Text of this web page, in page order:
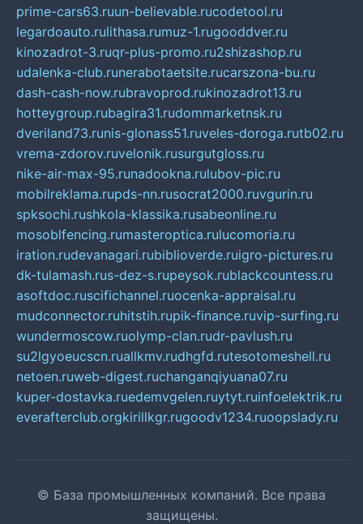
prime-cars63.ruun-believable.rucodetool.ru
legardoauto.rulithasa.rumuz-1.rugooddver.ru
kinozadrot-3.ruqr-plus-promo.ru2shizashop.ru
udalenka-club.runerabotaetsite.rucarszona-bu.ru
dash-cash-now.rubravoprod.rukinozadrot13.ru
hotteygroup.rubagira31.rudommarketnsk.ru
dveriland73.runis-glonass51.ruveles-doroga.rutb02.ru
vrema-zdorov.ruvelonik.rusurgutgloss.ru
nike-air-max-95.runadookna.rulubov-pic.ru
mobilreklama.rupds-nn.rusocrat2000.ruvgurin.ru
spksochi.rushkola-klassika.rusabeonline.ru
mosoblfencing.rumasteroptica.rulucomoria.ru
iration.rudevanagari.rubiblioverde.ruigro-pictures.ru
dk-tulamash.rus-dez-s.rupeysok.rublackcountess.ru
asoftdoc.ruscifichannel.ruocenka-appraisal.ru
mudconnector.ruhitstih.rupik-finance.ruvip-surfing.ru
wundermoscow.ruolymp-clan.rudr-pavlush.ru
su2lgyoeucscn.ruallkmv.rudhgfd.rutesotomeshell.ru
netoen.ruweb-digest.ruchanganqiyuana07.ru
kuper-dostavka.ruedemvgelen.ruytyt.ruinfoelektrik.ru
everafterclub.orgkirillkgr.rugoodv1234.ruoopslady.ru
© База промышленных компаний. Все права
защищены.